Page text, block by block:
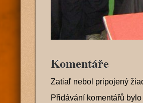
Komentáře
Zatiaľ nebol pripojený
Přidávání komentářů